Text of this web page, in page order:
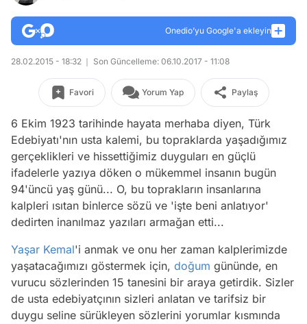
Onedio’yu Google'a ekleyin
28.02.2015 - 18:32 Son Güncelleme: 06.10.2017 - 11:08
Favori Yorum Yap Paylaş
6 Ekim 1923 tarihinde hayata merhaba diyen, Türk
Edebiyatı'nın usta kalemi, bu topraklarda yaşadığımız
gerçeklikleri ve hissettiğimiz duyguları en güçlü
ifadelerle yazıya döken o mükemmel insanın bugün
94'üncü yaş günü... O, bu toprakların insanlarına
kalpleri ısıtan binlerce sözü ve 'işte beni anlatıyor'
dedirten inanılmaz yazıları armağan etti...
Yaşar Kemal'i anmak ve onu her zaman kalplerimizde
yaşatacağımızı göstermek için, doğum gününde, en
vurucu sözlerinden 15 tanesini bir araya getirdik. Sizler
de usta edebiyatçının sizleri anlatan ve tarifsiz bir
duygu seline sürükleyen sözlerini yorumlar kısmında